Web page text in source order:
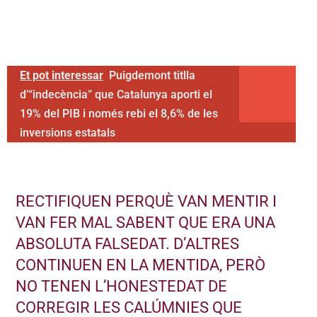
Et pot interessar Puigdemont titlla
d’“indecència” que Catalunya aporti el
19% del PIB i només rebi el 8,6% de les
inversions estatals
RECTIFIQUEN PERQUÈ VAN MENTIR I
VAN FER MAL SABENT QUE ERA UNA
ABSOLUTA FALSEDAT. D’ALTRES
CONTINUEN EN LA MENTIDA, PERÒ
NO TENEN L’HONESTEDAT DE
CORREGIR LES CALÚMNIES QUE